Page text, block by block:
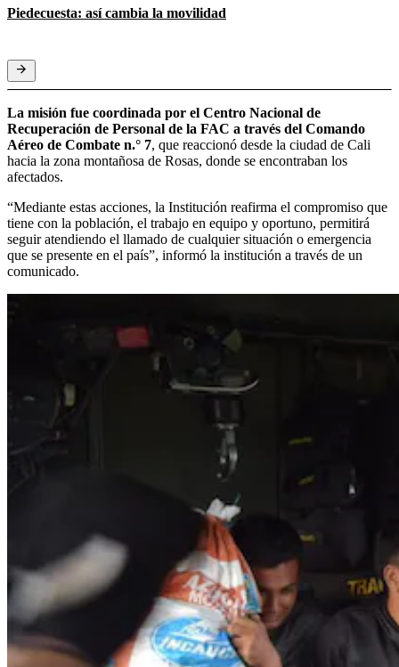
Piedecuesta: así cambia la movilidad
La misión fue coordinada por el Centro Nacional de
Recuperación de Personal de la FAC a través del Comando
Aéreo de Combate n.° 7, que reaccionó desde la ciudad de Cali
hacia la zona montañosa de Rosas, donde se encontraban los
afectados.
“Mediante estas acciones, la Institución reafirma el compromiso que
tiene con la población, el trabajo en equipo y oportuno, permitirá
seguir atendiendo el llamado de cualquier situación o emergencia
que se presente en el país”, informó la institución a través de un
comunicado.